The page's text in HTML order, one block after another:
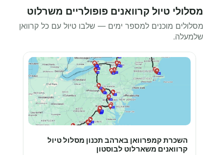
מסלולי טיול קרוואנים פופולריים משרלוט
מסלולים מוכנים למספר ימים — שלבו טיול עם כל קרוואן
שלמעלה.
השכרת קמפרוואן בארהב תכנון מסלול טיול
קרוואנים משארלוט לבוסטון